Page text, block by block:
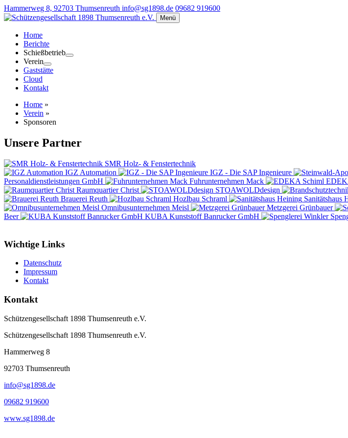
Hammerweg 8, 92703 Thumsenreuth info@sg1898.de 09682 919600
Menü
Home
Berichte
Schießbetrieb
Verein
Gaststätte
Cloud
Kontakt
Home »
Verein »
Sponsoren
Unsere Partner
SMR Holz- & Fenstertechnik
IGZ Automation
IGZ - Die SAP Ingenieure
Personaldienstleistungen GmbH
Fuhrunternehmen Mack
Raumquartier Christ
STOAWOLDdesign
Brauerei Reuth
Hozlbau Schraml Sanitätshaus
Omnibusunternehmen Meisl
Metzgerei Grünbauer
Beer
KUBA Kunststoff Banrucker GmbH
Wichtige Links
Datenschutz
Impressum
Kontakt
Kontakt
Schützengesellschaft 1898 Thumsenreuth e.V.
Schützengesellschaft 1898 Thumsenreuth e.V.
Hammerweg 8
92703 Thumsenreuth
info@sg1898.de
09682 919600
www.sg1898.de